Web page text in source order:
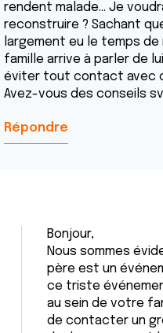
rendent malade... Je
reconstruire ? Sachant
largement eu le temps de
famille arrive à parler de
éviter tout contact avec
Avez-vous des conseils
Répondre
Bonjour,
Nous sommes
père est un
ce triste
au sein de votre
de contacter un